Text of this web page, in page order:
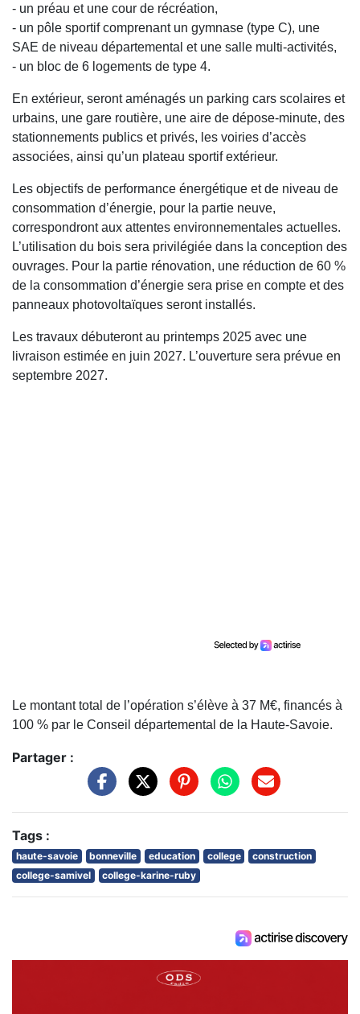
- un préau et une cour de récréation,
- un pôle sportif comprenant un gymnase (type C), une
SAE de niveau départemental et une salle multi-activités,
- un bloc de 6 logements de type 4.
En extérieur, seront aménagés un parking cars scolaires et
urbains, une gare routière, une aire de dépose-minute, des
stationnements publics et privés, les voiries d’accès
associées, ainsi qu’un plateau sportif extérieur.
Les objectifs de performance énergétique et de niveau de
consommation d’énergie, pour la partie neuve,
correspondront aux attentes environnementales actuelles.
L’utilisation du bois sera privilégiée dans la conception des
ouvrages. Pour la partie rénovation, une réduction de 60 %
de la consommation d’énergie sera prise en compte et des
panneaux photovoltaïques seront installés.
Les travaux débuteront au printemps 2025 avec une
livraison estimée en juin 2027. L’ouverture sera prévue en
septembre 2027.
Le montant total de l’opération s’élève à 37 M€, financés à
100 % par le Conseil départemental de la Haute-Savoie.
Partager :
Tags :
haute-savoie bonneville education college
construction
college-samivel
college-karine-ruby